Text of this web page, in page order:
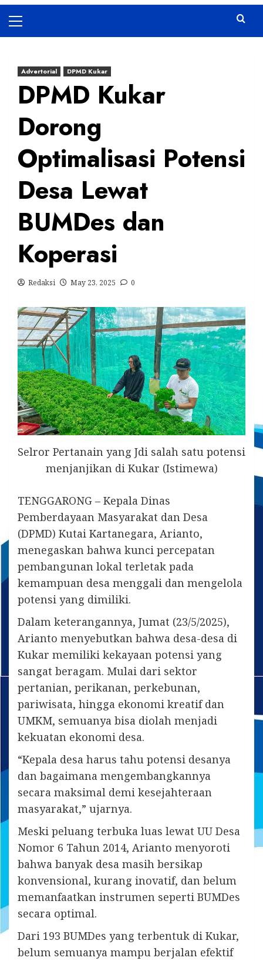
Menu
Advertorial DPMD Kukar
DPMD Kukar
Dorong
Optimalisasi Potensi
Desa Lewat
BUMDes dan
Koperasi
Redaksi May 23, 2025 0
Selror Pertanain yang Jdi salah satu potensi
menjanjikan di Kukar (Istimewa)
TENGGARONG – Kepala Dinas
Pemberdayaan Masyarakat dan Desa
(DPMD) Kutai Kartanegara, Arianto,
menegaskan bahwa kunci percepatan
pembangunan lokal terletak pada
kemampuan desa menggali dan mengelola
potensi yang dimiliki.
Dalam keterangannya, Jumat (23/5/2025),
Arianto menyebutkan bahwa desa-desa di
Kukar memiliki kekayaan potensi yang
sangat beragam. Mulai dari sektor
pertanian, perikanan, perkebunan,
pariwisata, hingga ekonomi kreatif dan
UMKM, semuanya bisa diolah menjadi
kekuatan ekonomi desa.
“Kepala desa harus tahu potensi desanya
dan bagaimana mengembangkannya
secara maksimal demi kesejahteraan
masyarakat,” ujarnya.
Meski peluang terbuka luas lewat UU Desa
Nomor 6 Tahun 2014, Arianto menyoroti
bahwa banyak desa masih bersikap
konvensional, kurang inovatif, dan belum
memanfaatkan instrumen seperti BUMDes
secara optimal.
Dari 193 BUMDes yang terbentuk di Kukar,
belum semuanya mampu berjalan efektif